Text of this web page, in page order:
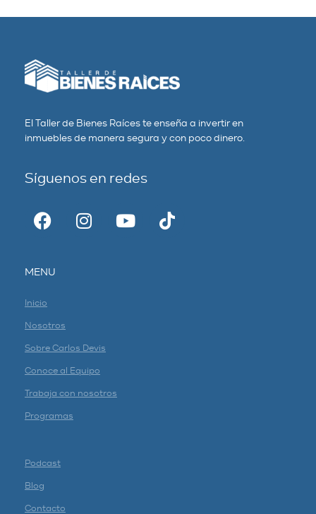
El Taller de Bienes Raíces te enseña a invertir en
inmuebles de manera segura y con poco dinero.
Síguenos en redes
MENU
Inicio
Nosotros
Sobre Carlos Devis
Conoce al Equipo
Trabaja con nosotros
Programas
Podcast
Blog
Contacto